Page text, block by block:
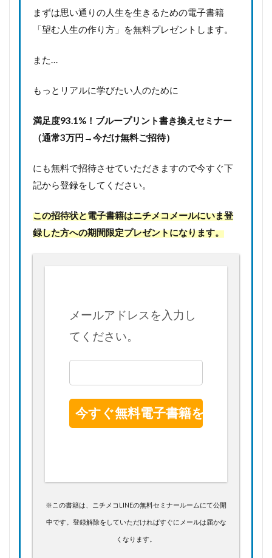
まずは思い通りの人生を生きるための電子書籍
「望む人生の作り方」を無料プレゼントします。
また…
もっとリアルに学びたい人のために
満足度93.1%！ ブループリント書き換えセミナー
（通常3万円→今だけ無料ご招待）
にも無料で招待させていただきますので今すぐ下
記から登録をしてください。
この招待状と電子書籍はニチメコメールにいま登
録した方への期間限定プレゼントになります。
メールアドレスを入力し
てください。
※この書籍は、ニチメコLINEの無料セミナールームにて公開
中です。登録解除をしていただければすぐにメールは届かな
くなります。